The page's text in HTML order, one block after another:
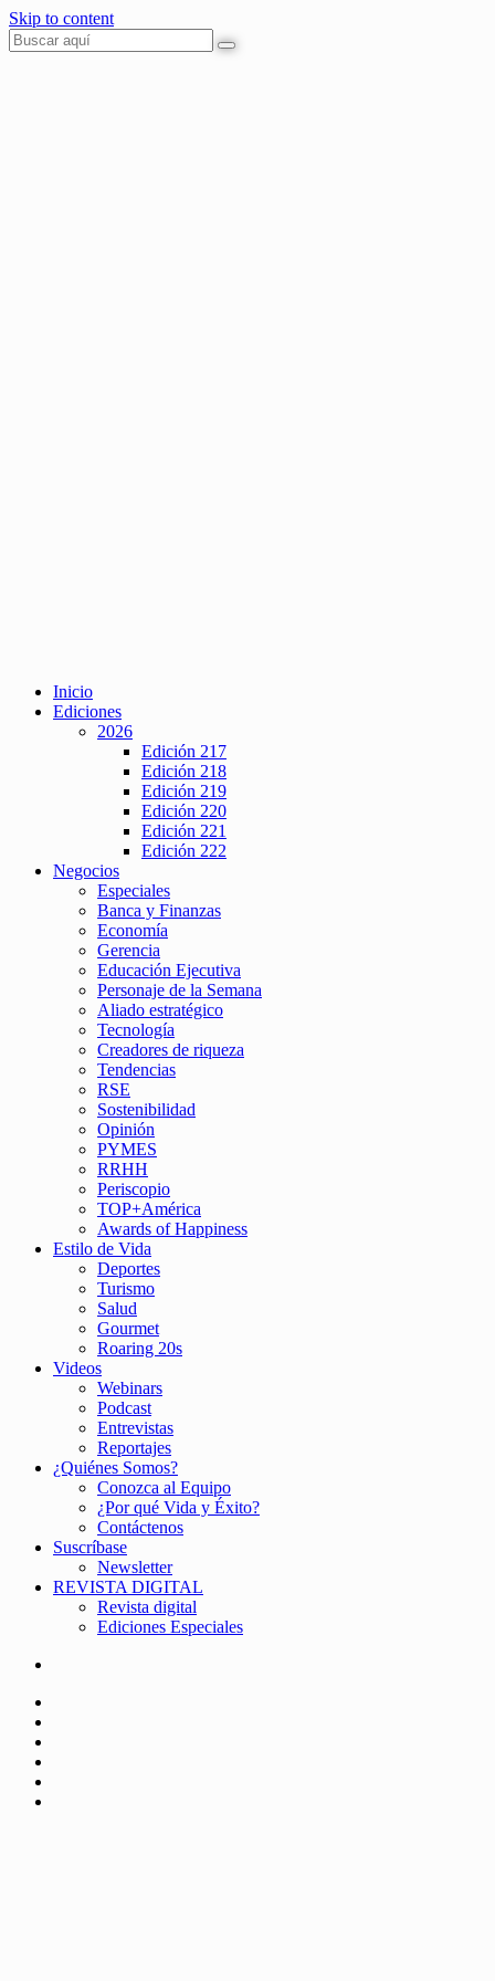
Skip to content
Inicio
Ediciones
2026
Edición 217
Edición 218
Edición 219
Edición 220
Edición 221
Edición 222
Negocios
Especiales
Banca y Finanzas
Economía
Gerencia
Educación Ejecutiva
Personaje de la Semana
Aliado estratégico
Tecnología
Creadores de riqueza
Tendencias
RSE
Sostenibilidad
Opinión
PYMES
RRHH
Periscopio
TOP+América
Awards of Happiness
Estilo de Vida
Deportes
Turismo
Salud
Gourmet
Roaring 20s
Videos
Webinars
Podcast
Entrevistas
Reportajes
¿Quiénes Somos?
Conozca al Equipo
¿Por qué Vida y Éxito?
Contáctenos
Suscríbase
Newsletter
REVISTA DIGITAL
Revista digital
Ediciones Especiales